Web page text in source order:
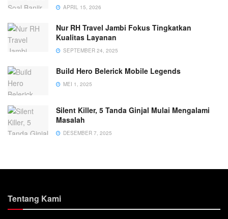
APRIL 15, 2026
Nur RH Travel Jambi Fokus Tingkatkan
Kualitas Layanan
SEPTEMBER 24, 2025
Build Hero Belerick Mobile Legends
MEI 1, 2025
Silent Killer, 5 Tanda Ginjal Mulai Mengalami
Masalah
DESEMBER 7, 2025
Tentang Kami